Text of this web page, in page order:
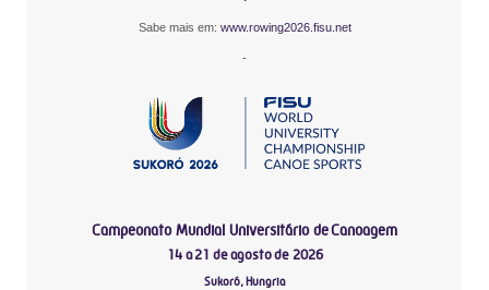
Sabe mais em: www.rowing2026.fisu.net
-
Campeonato Mundial Universitário de Canoagem
14 a 21 de agosto de 2026
Sukoró, Hungria